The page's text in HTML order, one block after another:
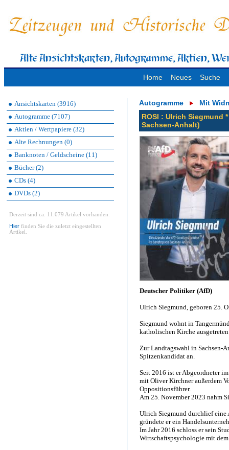
Home Neues Suche
Ansichtskarten (3916)
Autogramme (7107)
Aktien / Wertpapiere (32)
Alte Rechnungen (0)
Banknoten / Geldscheine (11)
Bücher (2)
CDs (4)
DVDs (2)
Derzeit sind ca. 11.079 Artikel vorhanden.
Hier finden Sie die zuletzt eingestellten
Artikel.
Autogramme
Mit
ROSI : Ulrich Siegmund
Sachsen-Anhalt)
Deutscher Politiker (AfD)
Ulrich Siegmund, geboren 25.
Siegmund wohnt in
katholischen Kirche
Zur Landtagswahl in Sachsen-
Spitzenkandidat an.
Seit 2016 ist er Abgeordneter
mit Oliver Kirchner außerdem
Oppositionsführer.
Am 25. November 2023 nahm
Ulrich Siegmund durchlief eine
gründete er ein
Im Jahr 2016 schloss er sein
Wirtschaftspsychologie mit